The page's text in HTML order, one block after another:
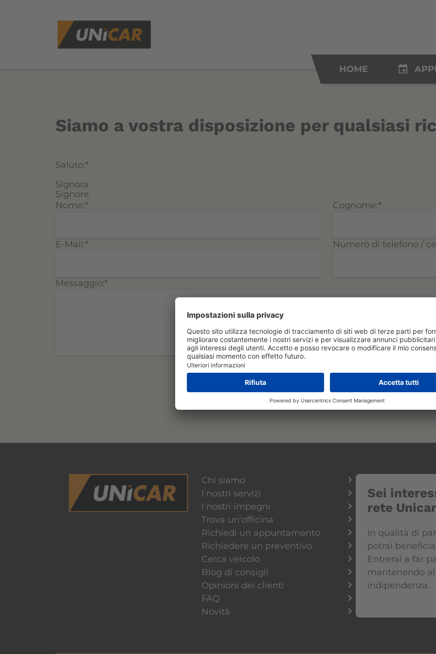
HOME insert_invitation
Siamo a vostra disposizione per qualsiasi
Saluto:*
Signora
Signore
Nome:*
E-Mail:*
Cognome:*
Numero di telefono /
Messaggio:*
ENVOYER
Chi siamo
I nostri servizi
I nostri impegni
Trova un'officina
Richiedi un appuntamento
Richiedere un preventivo
Cerca veicolo
Blog di consigli
Opinioni dei clienti
FAQ
Novità
Sei
rete
In qualità di
potrai
Entrerai a far
mantenendo
indipendenza.